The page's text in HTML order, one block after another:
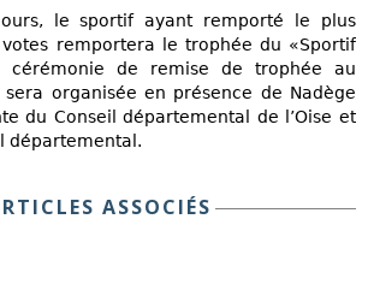
le sportif ayant remporté le plus
remportera le trophée du «Sportif
cérémonie de remise de trophée au
sera organisée en présence de Nadège
du Conseil départemental de l’Oise et
départemental.
ASSOCIÉS